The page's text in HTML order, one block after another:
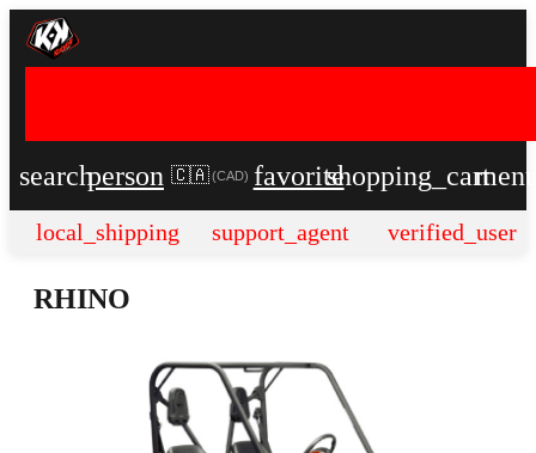
searchperson 🇨🇦 (CAD) favoriteshopping_cart
local_shipping support_agent verified_user
RHINO